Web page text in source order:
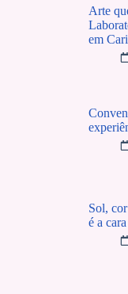
Arte
em
Sol,
é a